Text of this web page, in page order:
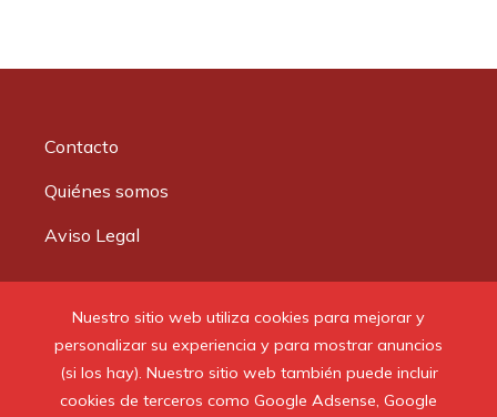
Nuestro sitio web utiliza cookies para mejorar y
personalizar su experiencia y para mostrar anuncios
(si los hay). Nuestro sitio web también puede incluir
cookies de terceros como Google Adsense, Google
Contacto
Quiénes somos
Aviso Legal